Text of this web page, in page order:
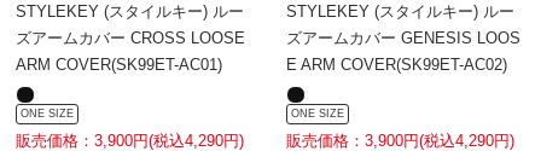
STYLEKEY (スタイルキー) ルー
ズアームカバー CROSS LOOSE
ARM COVER(SK99ET-AC01)
ONE SIZE
販売価格：3,900円(税込4,290円)
STYLEKEY (スタイルキー) ルー
ズアームカバー GENESIS LOOS
E ARM COVER(SK99ET-AC02)
ONE SIZE
販売価格：3,900円(税込4,290円)